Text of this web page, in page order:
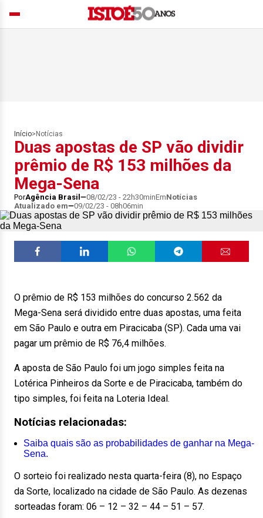
Início> Notícias
Duas apostas de SP vão dividir
prêmio de R$ 153 milhões da
Mega-Sena
PorAgência Brasil 08/02/23 - 22h30minEmNotícias
Atualizado em
09/02/23 - 08h06min
O prêmio de R$ 153 milhões do concurso 2.562 da
Mega-Sena será dividido entre duas apostas, uma feita
em São Paulo e outra em Piracicaba (SP). Cada uma vai
pagar um prêmio de R$ 76,4 milhões.
A aposta de São Paulo foi um jogo simples feita na
Lotérica Pinheiros da Sorte e de Piracicaba, também do
tipo simples, foi feita na Loteria Ideal.
Notícias relacionadas:
Saiba quais são as probabilidades de ganhar na Mega-
Sena.
O sorteio foi realizado nesta quarta-feira (8), no Espaço
da Sorte, localizado na cidade de São Paulo. As dezenas
sorteadas foram: 06 – 12 – 32 – 44 – 51 – 57.